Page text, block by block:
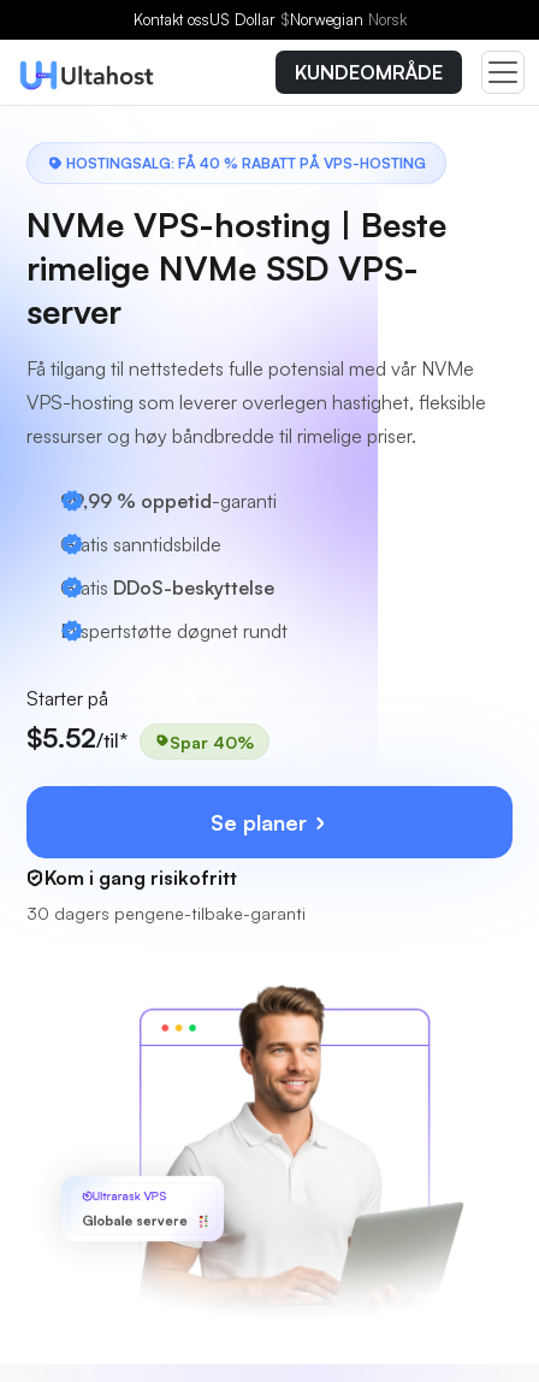
Kontakt ossUS Dollar $Norwegian Norsk
KUNDEOMRÅDE
HOSTINGSALG: FÅ 40 % RABATT PÅ VPS-HOSTING
NVMe VPS-hosting | Beste
rimelige NVMe SSD VPS-
server
Få tilgang til nettstedets fulle potensial med vår NVMe
VPS-hosting som leverer overlegen hastighet, fleksible
ressurser og høy båndbredde til rimelige priser.
99,99 % oppetid-garanti
Gratis sanntidsbilde
Gratis DDoS-beskyttelse
Ekspertstøtte døgnet rundt
Starter på
$5.52/til* Spar 40%
Se planer
Kom i gang risikofritt
30 dagers pengene-tilbake-garanti
Ultrarask VPS
Globale servere